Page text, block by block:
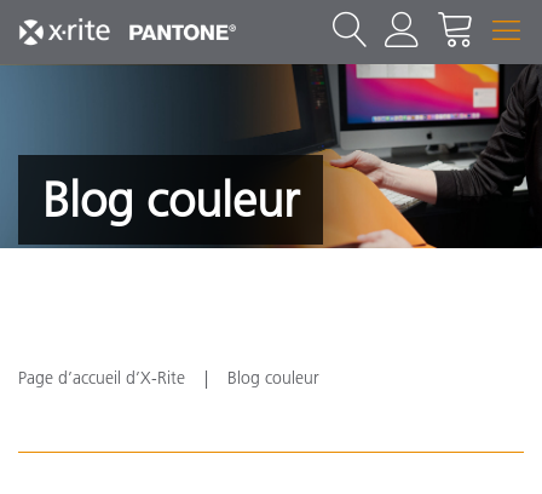
Blog couleur
Page d’accueil d’X-Rite Blog couleur